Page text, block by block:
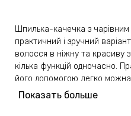
Шпилька-качечка з
практичний і зручний
волосся в ніжну та красиву
кілька функцій одночасно.
його допомогою легко можна
неслухняні пасма від очей.
Показать больше